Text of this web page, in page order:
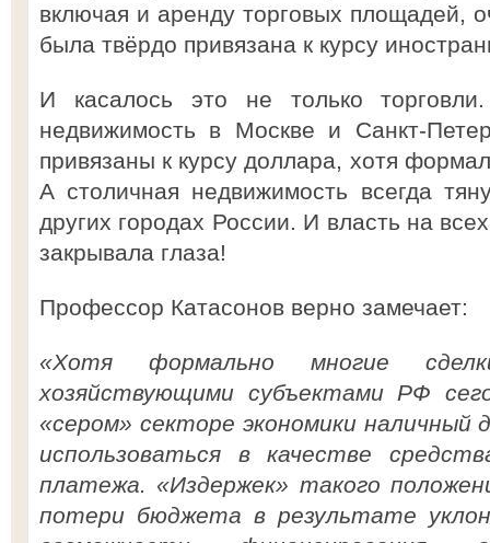
включая и аренду торговых площадей,
была твёрдо привязана к курсу
И касалось это не только
недвижимость в Москве и Санкт-
привязаны к курсу доллара, хотя
А столичная недвижимость всегда
других городах России. И власть на
закрывала глаза!
Профессор Катасонов верно замечает:
«Хотя формально многие
хозяйствующими субъектами РФ
«сером» секторе экономики наличный
использоваться в качестве
платежа. «Издержек» такого
потери бюджета в результате